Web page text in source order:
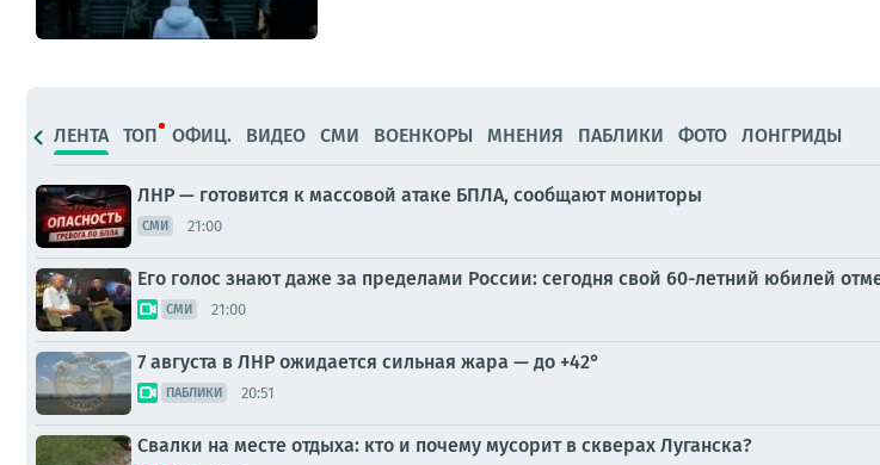
ЛЕНТА ТОП ОФИЦ. ВИДЕО СМИ ВОЕНКОРЫ МНЕНИЯ ПАБЛИКИ ФОТО ЛОНГРИДЫ
ЛНР — готовится к массовой атаке БПЛА, сообщают мониторы
СМИ 21:00
Его голос знают даже за пределами России: сегодня свой 60-летний юбилей
СМИ 21:00
7 августа в ЛНР ожидается сильная жара — до +42°
ПАБЛИКИ 20:51
Свалки на месте отдыха: кто и почему мусорит в скверах Луганска?